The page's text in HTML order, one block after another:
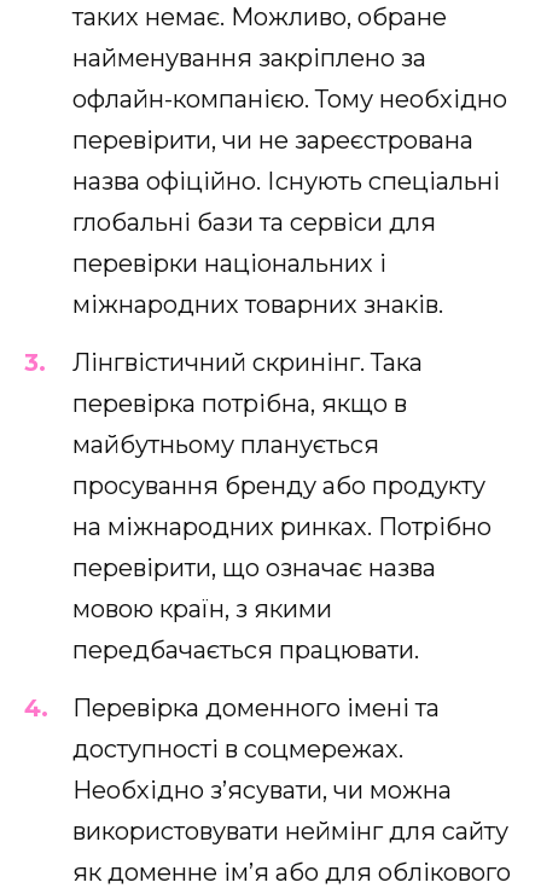
таких немає. Можливо, обране
найменування закріплено за
офлайн-компанією. Тому необхідно
перевірити, чи не зареєстрована
назва офіційно. Існують спеціальні
глобальні бази та сервіси для
перевірки національних і
міжнародних товарних знаків.
Лінгвістичний скринінг. Така
перевірка потрібна, якщо в
майбутньому планується
просування бренду або продукту
на міжнародних ринках. Потрібно
перевірити, що означає назва
мовою країн, з якими
передбачається працювати.
Перевірка доменного імені та
доступності в соцмережах.
Необхідно з’ясувати, чи можна
використовувати неймінг для сайту
як доменне ім’я або для облікового